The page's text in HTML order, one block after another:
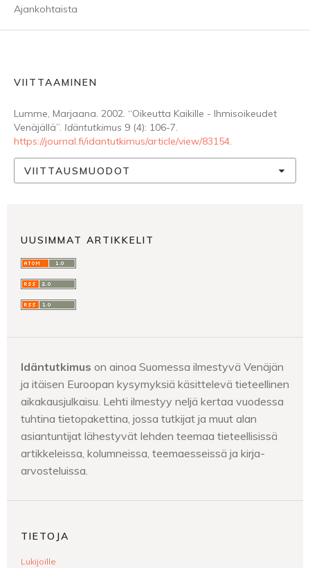
Ajankohtaista
VIITTAAMINEN
Lumme, Marjaana. 2002. “Oikeutta Kaikille - Ihmisoikeudet
Venäjällä”. Idäntutkimus 9 (4): 106-7.
https://journal.fi/idantutkimus/article/view/83154.
VIITTAUSMUODOT
UUSIMMAT ARTIKKELIT
Idäntutkimus on ainoa Suomessa ilmestyvä Venäjän
ja itäisen Euroopan kysymyksiä käsittelevä tieteellinen
aikakausjulkaisu. Lehti ilmestyy neljä kertaa vuodessa
tuhtina tietopakettina, jossa tutkijat ja muut alan
asiantuntijat lähestyvät lehden teemaa tieteellisissä
artikkeleissa, kolumneissa, teemaesseissä ja kirja-
arvosteluissa.
TIETOJA
Lukijoille